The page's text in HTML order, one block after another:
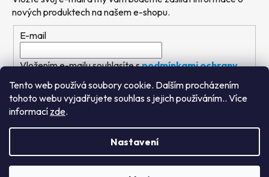
Tento web používá soubory cookie. Dalším procházením
tohoto webu vyjadřujete souhlas s jejich používáním.. Více
informací zde.
Nastavení
nových produktech na našem e-shopu.
E-mail
Vložením e-mailu souhlasíte spodmínkami ochrany
osobních údajů
PŘIHLÁSIT SE